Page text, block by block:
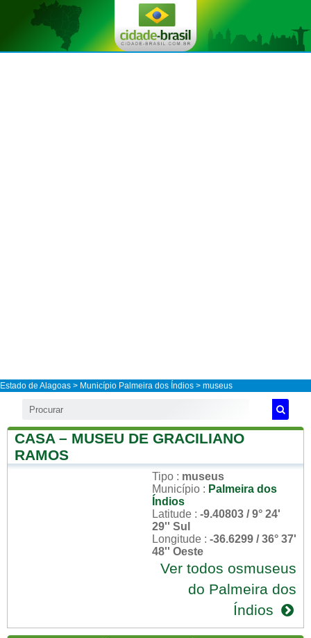
Estado de Alagoas > Município Palmeira dos Índios > museus
CASA – MUSEU DE GRACILIANO
RAMOS
Tipo : museus
Município : Palmeira dos
Índios
Latitude : -9.40803 / 9° 24'
29'' Sul
Longitude : -36.6299 / 36° 37'
48'' Oeste
Ver todos osmuseus
do Palmeira dos
Índios